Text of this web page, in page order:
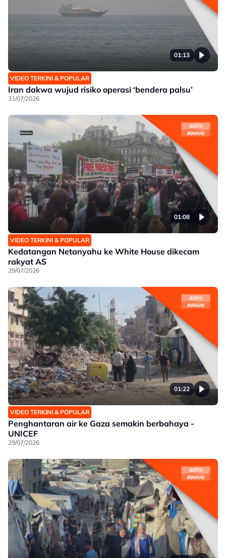
01:13
VIDEO TERKINI & POPULAR
Iran dakwa wujud risiko operasi ‘bendera palsu’
31/07/2026
01:08
VIDEO TERKINI & POPULAR
Kedatangan Netanyahu ke White House dikecam
rakyat AS
29/07/2026
01:22
VIDEO TERKINI & POPULAR
Penghantaran air ke Gaza semakin berbahaya -
UNICEF
29/07/2026